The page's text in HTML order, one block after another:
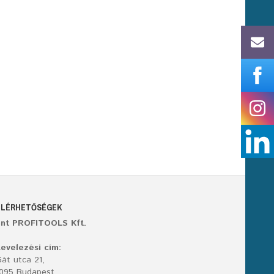
PROFITOOLS Kft.
cím:
utca 21,